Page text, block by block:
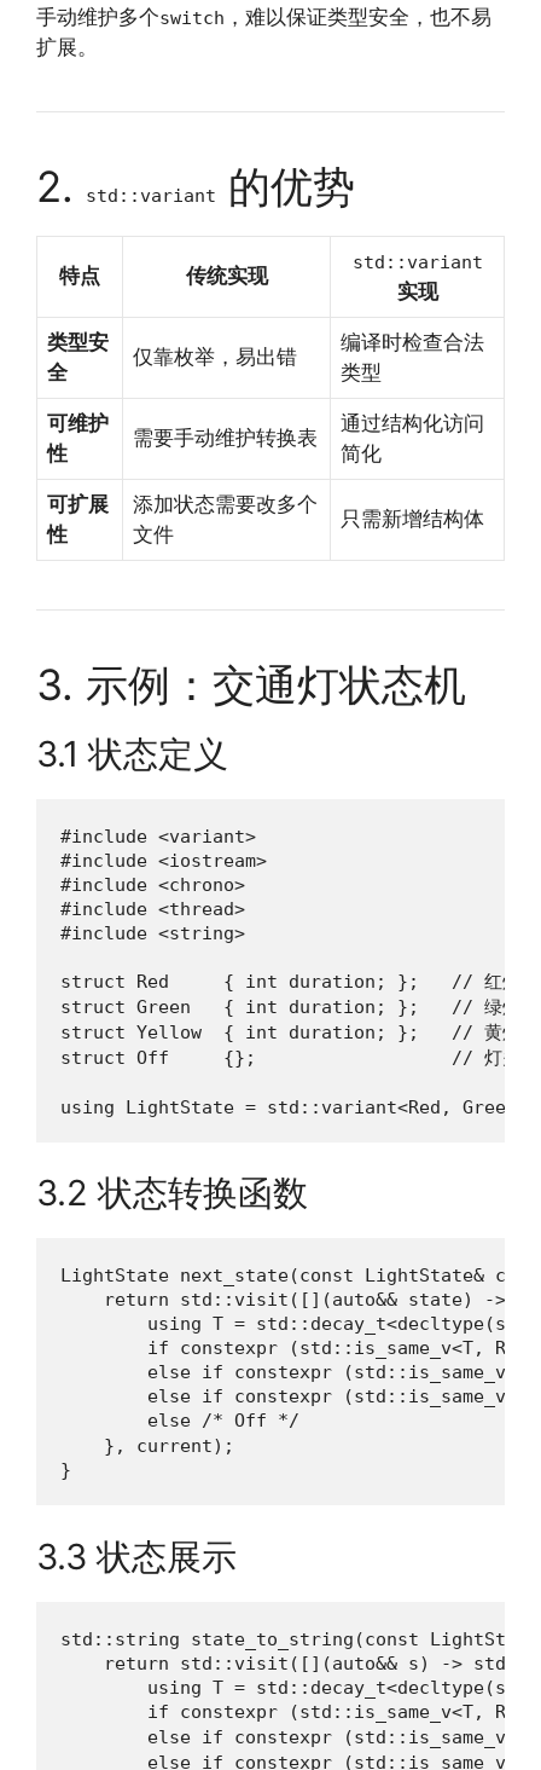
手动维护多个switch ，难以保证类型安全，也不易
扩展。
2. std::variant 的优势
特点 传统实现
std::variant
实现
类型安
全
仅靠枚举，易出错
编译时检查合法
类型
可维护
性
需要手动维护转换表
通过结构化访问
简化
可扩展
性
添加状态需要改多个
文件
只需新增结构体
3. 示例：交通灯状态机
3.1 状态定义
#include <variant>
#include <iostream>
#include <chrono>
#include <thread>
#include <string>
struct Red     { int duration; };   // 红灯持续
struct Green   { int duration; };   // 绿灯持续
struct Yellow  { int duration; };   // 黄灯持续
struct Off     {};                  // 灯关闭
using LightState = std::variant<Red, Green,
3.2 状态转换函数
LightState next_state(const LightState&
return std::visit([](auto&& state) ->
using T =
if constexpr (std::is_same_v<T,
else if constexpr
else if constexpr
else /* Off */
    }, current);
}
3.3 状态展示
std::string state_to_string(const
return std::visit([](auto&& s) ->
        using T = std::decay_t<decltype(s)>;
if constexpr (std::is_same_v<T,
else if constexpr
else if constexpr